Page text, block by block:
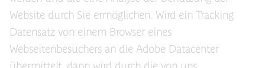
Website durch Sie ermöglichen. Wird ein Tracking
Datensatz von einem Browser eines
Webseitenbesuchers an die Adobe Datacenter